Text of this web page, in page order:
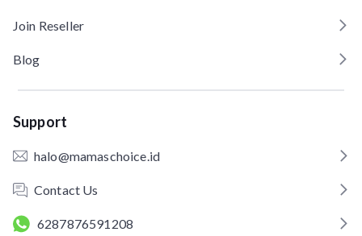
Join Reseller
Blog
Support
halo@mamaschoice.id
Contact Us
6287876591208